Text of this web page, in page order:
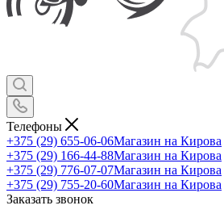
Телефоны
+375 (29) 655-06-06Магазин на Кирова
+375 (29) 166-44-88Магазин на Кирова
+375 (29) 776-07-07Магазин на Кирова
+375 (29) 755-20-60Магазин на Кирова
Заказать звонок